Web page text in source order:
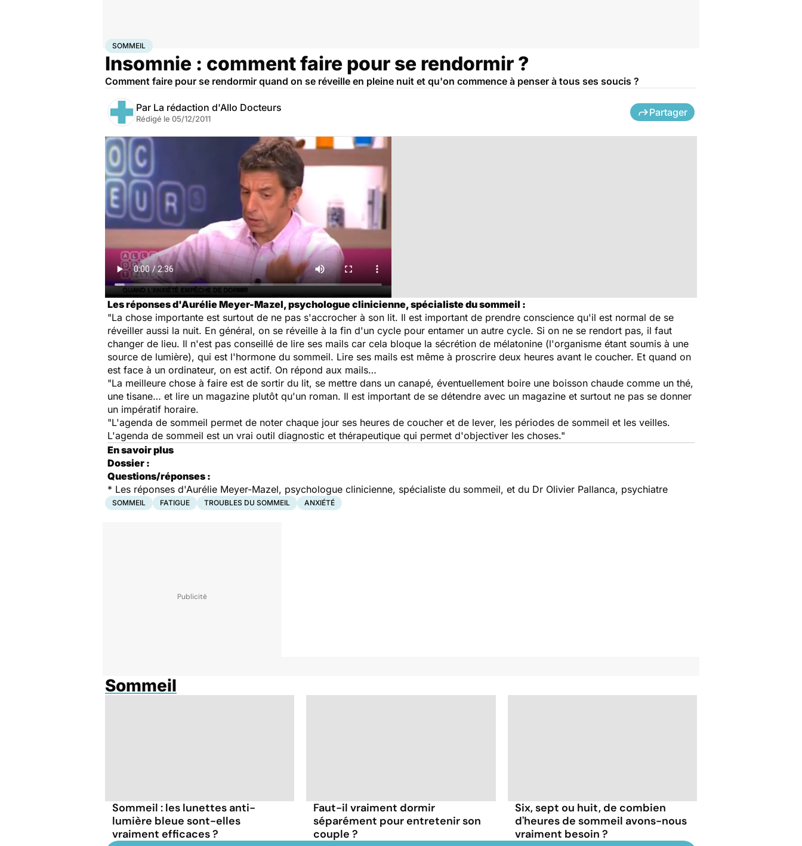
AccueilSanté Maladies
SOMMEIL
Insomnie : comment faire pour se rendormir ?
Comment faire pour se rendormir quand on se réveille en pleine nuit et qu'on commence à penser à tous ses soucis ?
Par La rédaction d'Allo Docteurs
Rédigé le 05/12/2011
Partager
Les réponses d'Aurélie Meyer-Mazel, psychologue clinicienne, spécialiste du sommeil :
"La chose importante est surtout de ne pas s'accrocher à son lit. Il est important de prendre conscience qu'il est normal de se
réveiller aussi la nuit. En général, on se réveille à la fin d'un cycle pour entamer un autre cycle. Si on ne se rendort pas, il faut
changer de lieu. Il n'est pas conseillé de lire ses mails car cela bloque la sécrétion de mélatonine (l'organisme étant soumis à une
source de lumière), qui est l'hormone du sommeil. Lire ses mails est même à proscrire deux heures avant le coucher. Et quand on
est face à un ordinateur, on est actif. On répond aux mails…
"La meilleure chose à faire est de sortir du lit, se mettre dans un canapé, éventuellement boire une boisson chaude comme un thé,
une tisane… et lire un magazine plutôt qu'un roman. Il est important de se détendre avec un magazine et surtout ne pas se donner
un impératif horaire.
"L'agenda de sommeil permet de noter chaque jour ses heures de coucher et de lever, les périodes de sommeil et les veilles.
L'agenda de sommeil est un vrai outil diagnostic et thérapeutique qui permet d'objectiver les choses."
En savoir plus
Dossier :
Questions/réponses :
* Les réponses d'Aurélie Meyer-Mazel, psychologue clinicienne, spécialiste du sommeil, et du Dr Olivier Pallanca, psychiatre
SOMMEIL FATIGUE TROUBLES DU SOMMEIL ANXIÉTÉ
Sommeil
Sommeil : les lunettes anti-
lumière bleue sont-elles
vraiment efficaces ?
Faut-il vraiment dormir
séparément pour entretenir son
couple ?
Six, sept ou huit, de combien
d'heures de sommeil avons-nous
vraiment besoin ?